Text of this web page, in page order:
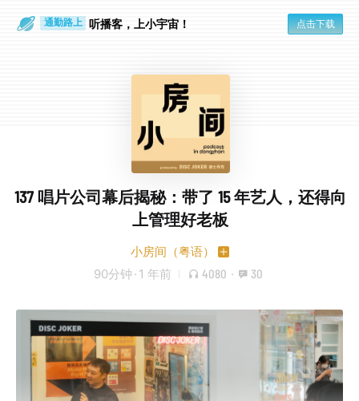
通勤路上 听播客，上小宇宙！ 点击下载
137 唱片公司幕后揭秘：带了 15 年艺人，还得向
上管理好老板
小房间（粤语）
90分钟 · 1 年前 4080 · 30